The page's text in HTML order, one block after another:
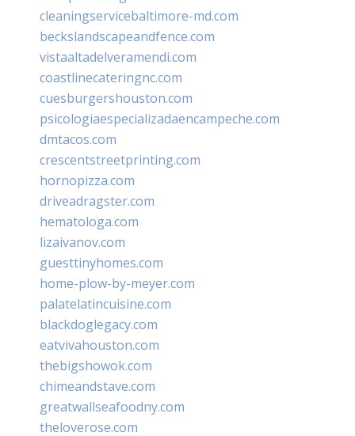
cleaningservicebaltimore-md.com
beckslandscapeandfence.com
vistaaltadelveramendi.com
coastlinecateringnc.com
cuesburgershouston.com
psicologiaespecializadaencampeche.com
dmtacos.com
crescentstreetprinting.com
hornopizza.com
driveadragster.com
hematologa.com
lizaivanov.com
guesttinyhomes.com
home-plow-by-meyer.com
palatelatincuisine.com
blackdoglegacy.com
eatvivahouston.com
thebigshowok.com
chimeandstave.com
greatwallseafoodny.com
theloverose.com